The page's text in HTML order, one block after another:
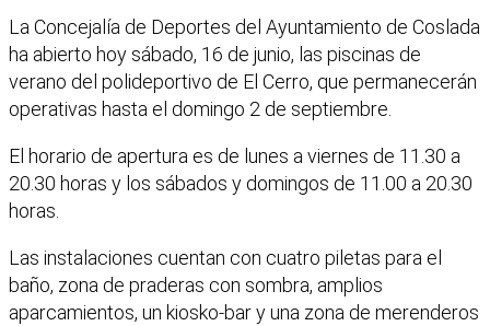
La Concejalía de Deportes del Ayuntamiento de Coslada
ha abierto hoy sábado, 16 de junio, las piscinas de
verano del polideportivo de El Cerro, que permanecerán
operativas hasta el domingo 2 de septiembre.
El horario de apertura es de lunes a viernes de 11.30 a
20.30 horas y los sábados y domingos de 11.00 a 20.30
horas.
Las instalaciones cuentan con cuatro piletas para el
baño, zona de praderas con sombra, amplios
aparcamientos, un kiosko-bar y una zona de merenderos